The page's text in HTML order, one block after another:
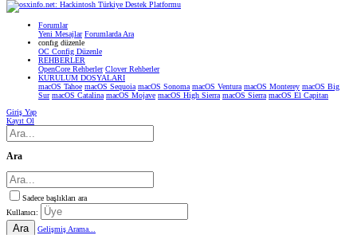
Forumlar
Yeni Mesajlar Forumlarda Ara
confıg düzenle
OC Config Düzenle
REHBERLER
OpenCore Rehberler Clover Rehberler
KURULUM DOSYALARI
macOS Tahoe macOS Sequoia macOS Sonoma macOS Ventura macOS Monterey macOS Big
Sur macOS Catalina macOS Mojave macOS High Sierra macOS Sierra macOS El Capitan
Giriş Yap
Kayıt Ol
Ara
Sadece başlıkları ara
Kullanıcı:
Ara
Gelişmiş Arama...